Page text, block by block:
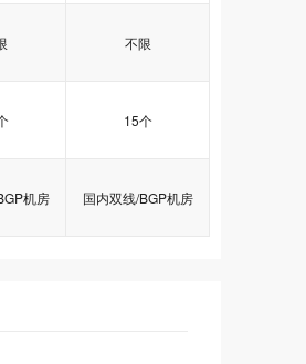
不限
15个
机房 国内双线/BGP机房